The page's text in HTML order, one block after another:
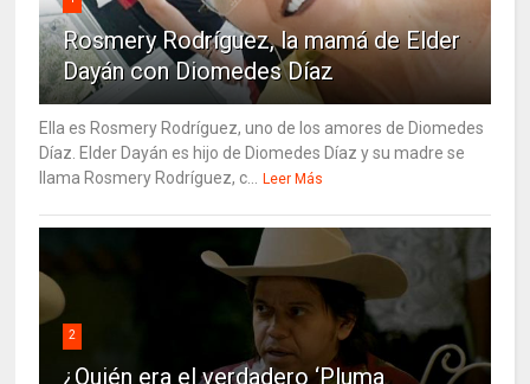
Rosmery Rodríguez, la mamá de Elder
Dayán con Diomedes Díaz
Ella es Rosmery Rodríguez, uno de los amores de Diomedes
Díaz. Elder Dayán es hijo de Diomedes Díaz y su madre se
llama Rosmery Rodríguez, c...
Leer Más
2
¿Quién era el verdadero ‘Pluma